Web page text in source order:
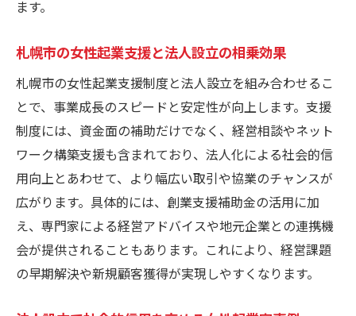
ます。
札幌市の女性起業支援と法人設立の相乗効果
札幌市の女性起業支援制度と法人設立を組み合わせるこ
とで、事業成長のスピードと安定性が向上します。支援
制度には、資金面の補助だけでなく、経営相談やネット
ワーク構築支援も含まれており、法人化による社会的信
用向上とあわせて、より幅広い取引や協業のチャンスが
広がります。具体的には、創業支援補助金の活用に加
え、専門家による経営アドバイスや地元企業との連携機
会が提供されることもあります。これにより、経営課題
の早期解決や新規顧客獲得が実現しやすくなります。